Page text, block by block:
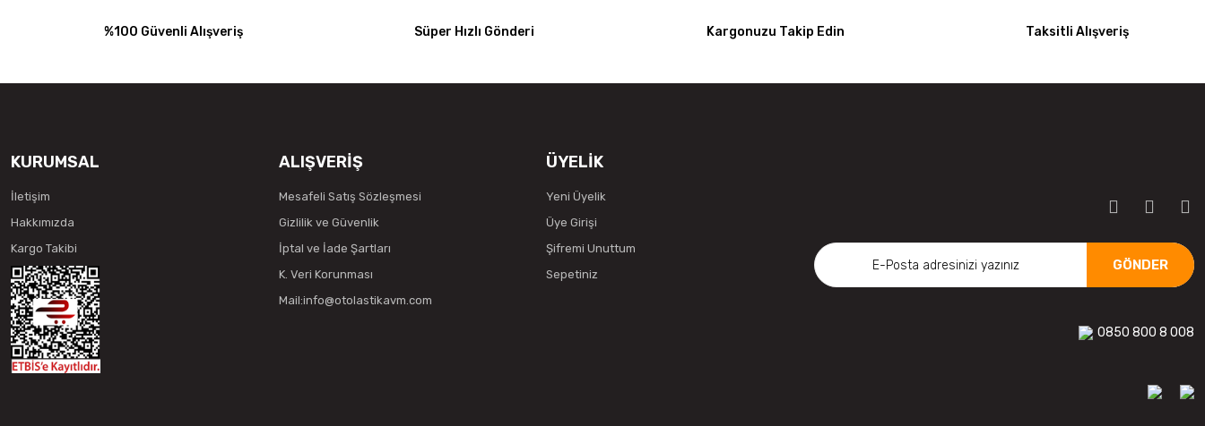
%100 Güvenli Alışveriş Süper Hızlı Gönderi Kargonuzu Takip Edin Taksitli Alışveriş
KURUMSAL
İletişim
Hakkımızda
Kargo Takibi
ALIŞVERİŞ
Mesafeli Satış Sözleşmesi
Gizlilik ve Güvenlik
İptal ve İade Şartları
K. Veri Korunması
Mail:info@otolastikavm.com
ÜYELİK
Yeni Üyelik
Üye Girişi
Şifremi Unuttum
Sepetiniz
GÖNDER
0850 800 8 008